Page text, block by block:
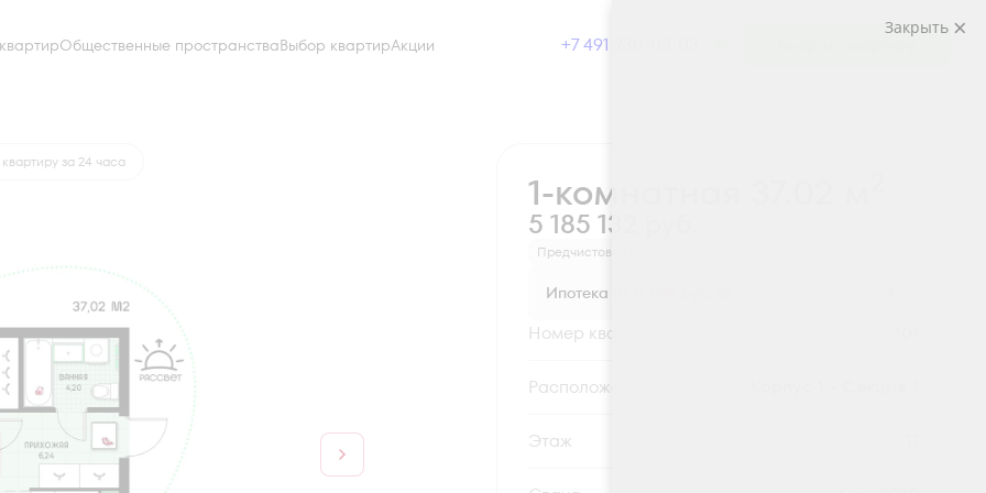
Общественные пространстваВыбор квартирАкции +7 491 230-03-03
17 096 руб.
за 24 часа
1-комнатная 37.02 м
5 185 132 руб.
Предчистовая отделка
Ипотека
Номер квартиры
Секция
Этаж
Закрыть